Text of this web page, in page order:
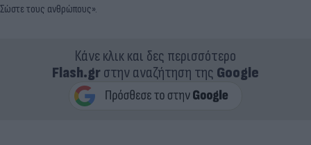
Σώστε τους ανθρώπους».
Κάνε κλικ και δες περισσότερο
Flash.grστην αναζήτηση της Google